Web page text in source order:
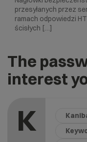
przesyłanych przez
ramach odpowiedzi
ścisłych […]
The
interest
K